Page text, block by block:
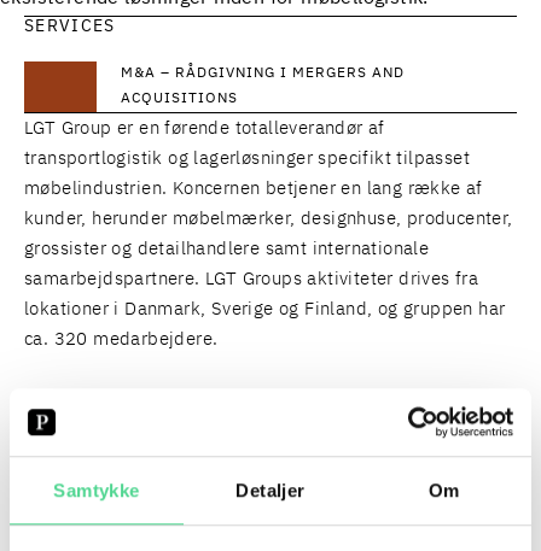
Samtykke Detaljer Om
SERVICES
M&A – RÅDGIVNING I MERGERS AND
ACQUISITIONS
LGT Group er en førende totalleverandør af
transportlogistik og lagerløsninger specifikt tilpasset
møbelindustrien. Koncernen betjener en lang række af
kunder, herunder møbelmærker, designhuse, producenter,
grossister og detailhandlere samt internationale
samarbejdspartnere. LGT Groups aktiviteter drives fra
lokationer i Danmark, Sverige og Finland, og gruppen har
ca. 320 medarbejdere.
Læs mere om erhvervelsen her
Teamet bestod af Ronnie Kandler